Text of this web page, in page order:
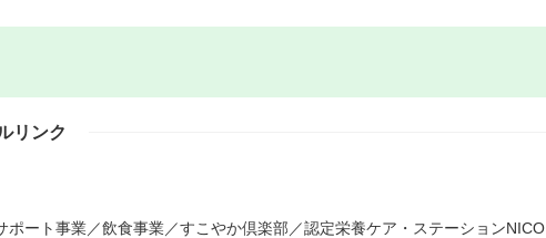
リンク
ポート事業／飲食事業／すこやか倶楽部／認定栄養ケア・ステーションNICO